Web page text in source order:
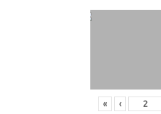
« ‹